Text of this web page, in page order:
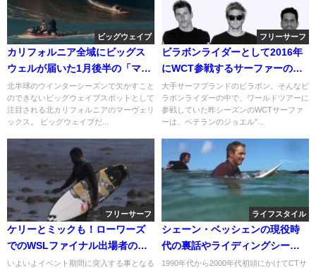
ビッグウェイブ
カリフォルニア全域にビッグス
ウェルが届いた1月後半の「マー
ヴェリックス」セッション動画
北半球のウインターシーズンで欠かすこと
のできないビッグウェイブスポットとして
注目される北カリフォルニアのマーヴェリ
ックス。 ビッグウェイブだ...
フリーサーフ
ビラボンライダーとして2016年
にWCT参戦するサーファーの紹
介動画
大手サーフブランドのビラボン。そんなビ
ラボンライダーの中で、ワールドツアーに
参戦していた昨シーズンのWCTサーファ
ーは、ベテランのジョエル”...
フリーサーフ
ケリーとミックも！ローワーズ
でのWSLファイナル出場者のフ
リーサーフ動画と最新波予報
いよいよイベント期間に突入する事となる
ライフスタイル
シェーン・ベッシェンの現役時
代の裏話やライディングシーン
収録動画
1990年代から2000年代初頭にかけてCTサ